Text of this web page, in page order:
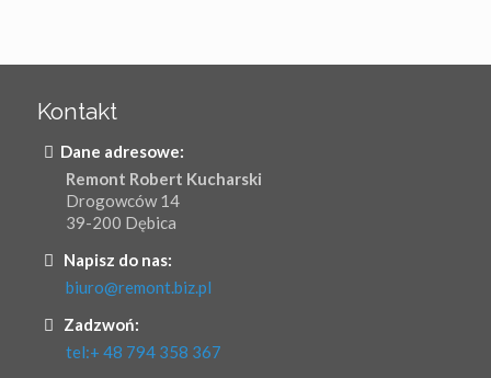
Kontakt
Dane adresowe:
Remont Robert Kucharski
Drogowców 14
39-200 Dębica
Napisz do nas:
biuro@remont.biz.pl
Zadzwoń:
tel:+ 48 794 358 367